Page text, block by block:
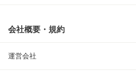
会社概要・規約
運営会社